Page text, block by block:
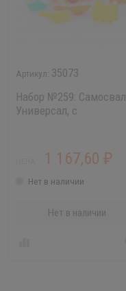
35073
Набор №259: Самосвал
Универсал, с
1 167,60 ₽
Нет в наличии
Нет в наличии